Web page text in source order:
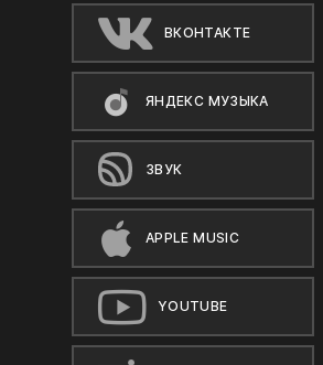
ВКОНТАКТЕ
ЯНДЕКС МУЗЫКА
ЗВУК
APPLE MUSIC
YOUTUBE